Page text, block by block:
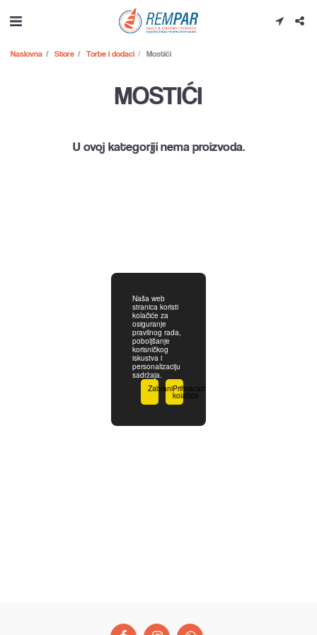
Prihvaćam
kolačiće
Zabrani
Naša web
stranica koristi
kolačiće za
osiguranje
pravilnog rada,
poboljšanje
korisničkog
iskustva i
personalizaciju
sadržaja.
Naslovna Store Torbe i dodaci Mostići
MOSTIĆI
U ovoj kategoriji nema proizvoda.